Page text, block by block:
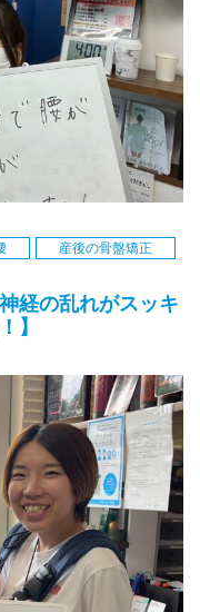
産後の骨盤矯正
経の乱れがスッキ
】